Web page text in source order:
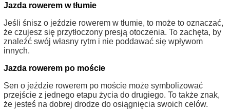
Jazda rowerem w tłumie
Jeśli śnisz o jeździe rowerem w tłumie, to może to oznaczać,
że czujesz się przytłoczony presją otoczenia. To zachęta, by
znaleźć swój własny rytm i nie poddawać się wpływom
innych.
Jazda rowerem po moście
Sen o jeździe rowerem po moście może symbolizować
przejście z jednego etapu życia do drugiego. To także znak,
że jesteś na dobrej drodze do osiągnięcia swoich celów.